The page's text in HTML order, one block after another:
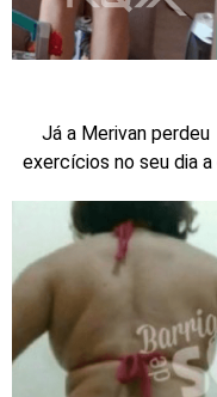
Já a Merivan perdeu
exercícios no seu dia